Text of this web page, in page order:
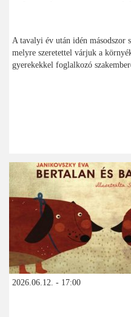
A tavalyi év után idén másodszor
melyre szeretettel várjuk a
gyerekekkel foglalkozó
2026.06.12. - 17:00